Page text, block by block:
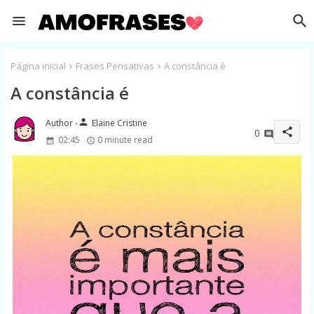
Página inicial Frases Pensativas A constância é
A constância é
person Elaine Cristine
02:45
0 minute read
0 share